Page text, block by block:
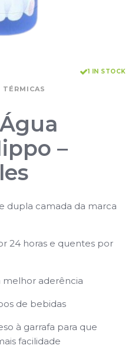
TÉRMICAS
1 IN STOCK
–
dupla camada da marca
24 horas e quentes por
aderência
de bebidas
à garrafa para que
facilidade